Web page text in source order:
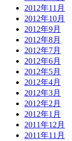
2012年11月
2012年10月
2012年9月
2012年8月
2012年7月
2012年6月
2012年5月
2012年4月
2012年3月
2012年2月
2012年1月
2011年12月
2011年11月